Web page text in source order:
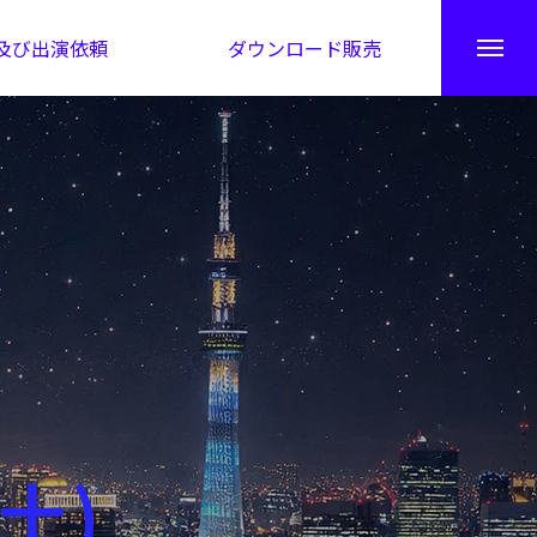
び出演依頼 ダウンロード販売
秘伝公開！吉凶カレンダー